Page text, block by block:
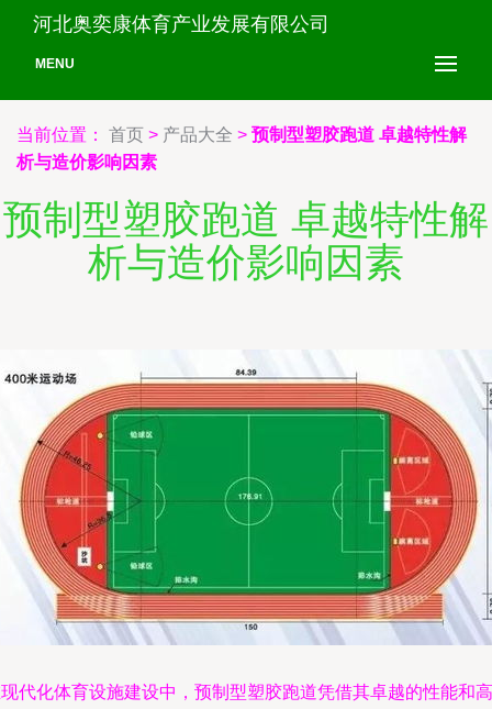
河北奥奕康体育产业发展有限公司
MENU
当前位置： 首页 > 产品大全 > 预制型塑胶跑道 卓越特性解
析与造价影响因素
预制型塑胶跑道 卓越特性解
析与造价影响因素
代化体育设施建设中，预制型塑胶跑道凭借其卓越的性能和高